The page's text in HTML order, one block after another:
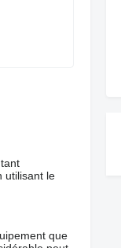
utilisant le
que